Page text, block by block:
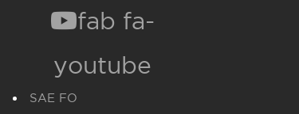
fab fa-
youtube
SAE FO